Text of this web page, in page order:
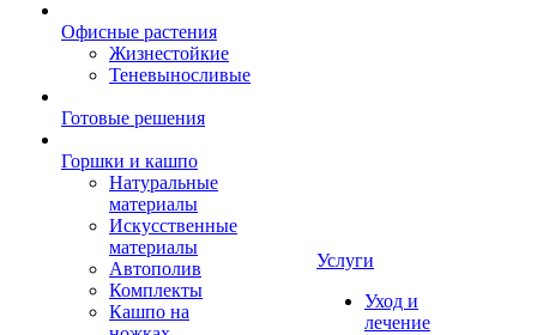
Офисные растения
Жизнестойкие
Теневыносливые
Готовые решения
Горшки и кашпо
Натуральные
материалы
Искусственные
материалы
Автополив
Комплекты
Кашпо на
Услуги
Уход и
лечение